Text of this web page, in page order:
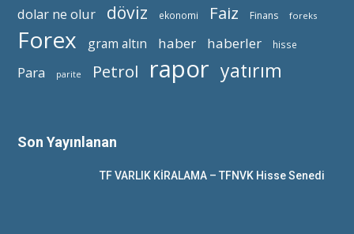
dolar ne olur döviz ekonomi Faiz Finans foreks
Forex gram altın haber haberler hisse
Para parite Petrol rapor yatırım
Son Yayınlanan
TF VARLIK KİRALAMA – TFNVK Hisse Senedi